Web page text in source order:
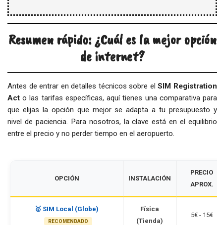
Resumen rápido: ¿Cuál es la mejor opción
de internet?
Antes de entrar en detalles técnicos sobre elSIM Registration
Act o las tarifas específicas, aquí tienes una comparativa para
que elijas la opción que mejor se adapta a tu presupuesto y
nivel de paciencia. Para nosotros, la clave está en el equilibrio
entre el precio y no perder tiempo en el aeropuerto.
OPCIÓN INSTALACIÓN
PRECIO
APROX.
🥇 SIM Local (Globe)
RECOMENDADO
Física
(Tienda)
5€ - 15€